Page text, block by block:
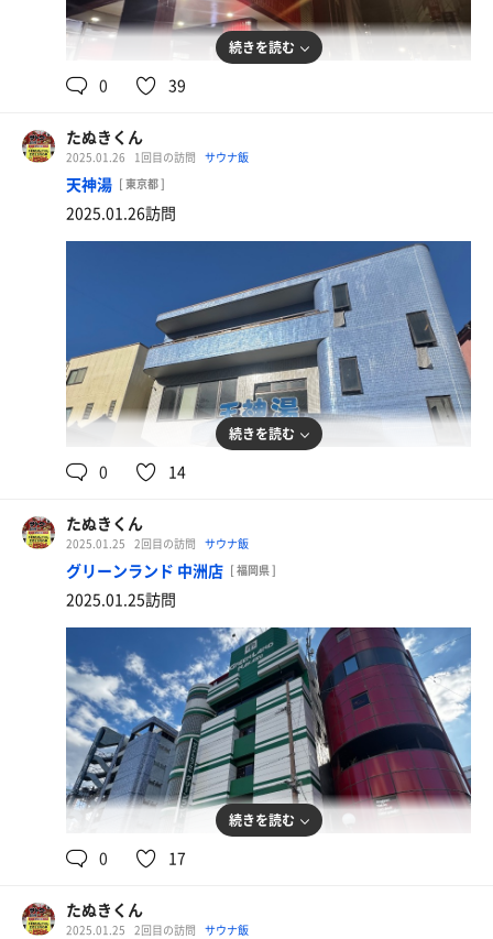
山菜そば＋オロポ
北欧の朝ごはん
和定食
北欧の朝ごはん
続きを読む
0 39
たぬきくん
2025.01.26 1回目の訪問 サウナ飯
天神湯 [ 東京都 ]
2025.01.26訪問
リッチ釜塩（並）
＋お揚げ1枚（きつね揚げ）
続きを読む
0 14
たぬきくん
2025.01.25 2回目の訪問 サウナ飯
グリーンランド 中洲店 [ 福岡県 ]
2025.01.25訪問
続きを読む
0 17
たぬきくん
2025.01.25 2回目の訪問 サウナ飯